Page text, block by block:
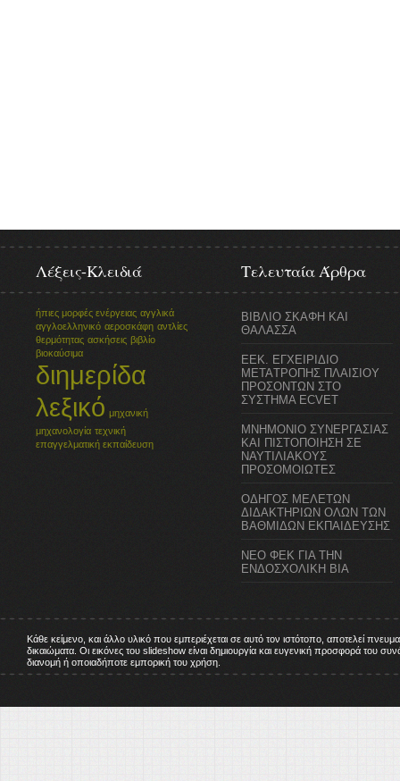
Λέξεις-Κλειδιά
ήπιες μορφές ενέργειας αγγλικά
αγγλοελληνικό αεροσκάφη αντλίες
θερμότητας ασκήσεις βιβλίο
βιοκαύσιμα
διημερίδα
λεξικό μηχανική
μηχανολογία τεχνική
επαγγελματική εκπαίδευση
Τελευταία Άρθρα
ΒΙΒΛΙΟ ΣΚΑΦΗ ΚΑΙ
ΘΑΛΑΣΣΑ
ΕΕΚ. ΕΓΧΕΙΡΙΔΙΟ
ΜΕΤΑTΡΟΠΗΣ ΠΛΑΙΣΙΟΥ
ΠΡΟΣΟΝΤΩΝ ΣΤΟ
ΣΥΣΤΗΜΑ ECVET
ΜΝΗΜΟΝΙΟ ΣΥΝΕΡΓΑΣΙΑΣ
ΚΑΙ ΠΙΣΤΟΠΟΙΗΣΗ ΣΕ
ΝΑΥΤΙΛΙΑΚΟΥΣ
ΠΡΟΣΟΜΟΙΩΤΕΣ
ΟΔΗΓΟΣ ΜΕΛΕΤΩΝ
ΔΙΔΑΚΤΗΡΙΩΝ ΟΛΩΝ ΤΩΝ
ΒΑΘΜΙΔΩΝ ΕΚΠΑΙΔΕΥΣΗΣ
ΝΕΟ ΦΕΚ ΓΙΑ ΤΗΝ
ΕΝΔΟΣΧΟΛΙΚΗ ΒΙΑ
Κάθε κείμενο, και άλλο υλικό που εμπεριέχεται σε αυτό τον ιστότοπο, αποτελεί
δικαιώματα. Οι εικόνες του slideshow είναι δημιουργία και ευγενική προσφορά
διανομή ή οποιαδήποτε εμπορική του χρήση.